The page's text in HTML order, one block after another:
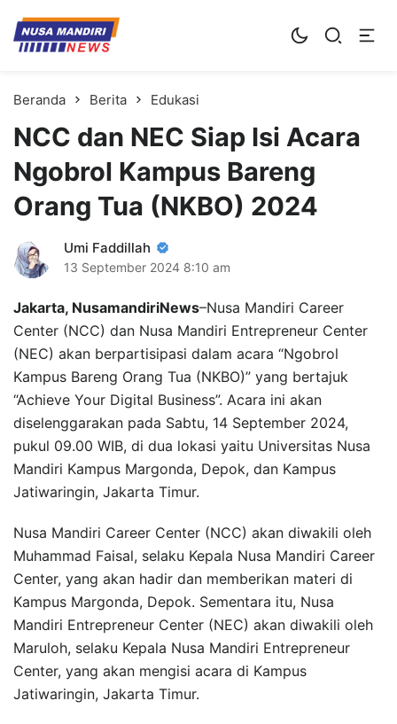
Kampus Digital Bisnis
Universitas Nusa Mandiri
Beranda Berita Edukasi
NCC dan NEC Siap Isi Acara
Ngobrol Kampus Bareng
Orang Tua (NKBO) 2024
Umi Faddillah
13 September 2024 8:10 am
Jakarta, NusamandiriNews–Nusa Mandiri Career
Center (NCC) dan Nusa Mandiri Entrepreneur Center
(NEC) akan berpartisipasi dalam acara “Ngobrol
Kampus Bareng Orang Tua (NKBO)” yang bertajuk
“Achieve Your Digital Business”. Acara ini akan
diselenggarakan pada Sabtu, 14 September 2024,
pukul 09.00 WIB, di dua lokasi yaitu Universitas Nusa
Mandiri Kampus Margonda, Depok, dan Kampus
Jatiwaringin, Jakarta Timur.
Nusa Mandiri Career Center (NCC) akan diwakili oleh
Muhammad Faisal, selaku Kepala Nusa Mandiri Career
Center, yang akan hadir dan memberikan materi di
Kampus Margonda, Depok. Sementara itu, Nusa
Mandiri Entrepreneur Center (NEC) akan diwakili oleh
Maruloh, selaku Kepala Nusa Mandiri Entrepreneur
Center, yang akan mengisi acara di Kampus
Jatiwaringin, Jakarta Timur.